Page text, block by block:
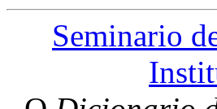
Seminario